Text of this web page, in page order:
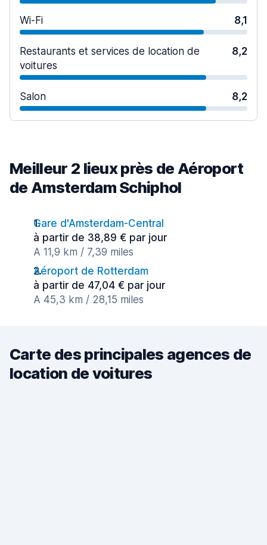
Wi-Fi 8,1
Restaurants et services de location de
voitures
8,2
Salon 8,2
Meilleur 2 lieux près de Aéroport
de Amsterdam Schiphol
Gare d'Amsterdam-Central
à partir de 38,89 € par jour
A 11,9 km / 7,39 miles
Aéroport de Rotterdam
à partir de 47,04 € par jour
A 45,3 km / 28,15 miles
Carte des principales agences de
location de voitures